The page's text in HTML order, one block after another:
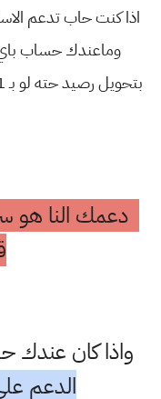
اذا كنت حاب تدعم
وماعندك حساب باي
دعمك النا هو
واذا كان عندك
الدعم